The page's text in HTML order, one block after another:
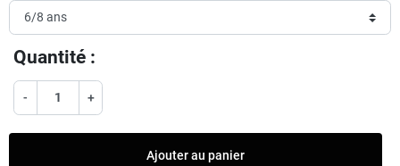
Quantité :
- +
Ajouter au panier